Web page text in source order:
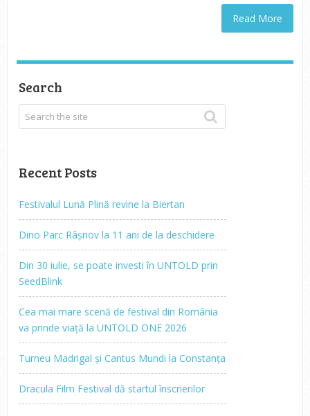
Read More
Search
Recent Posts
Festivalul Lună Plină revine la Biertan
Dino Parc Râșnov la 11 ani de la deschidere
Din 30 iulie, se poate investi în UNTOLD prin
SeedBlink
Cea mai mare scenă de festival din România
va prinde viață la UNTOLD ONE 2026
Turneu Madrigal și Cantus Mundi la Constanța
Dracula Film Festival dă startul înscrierilor